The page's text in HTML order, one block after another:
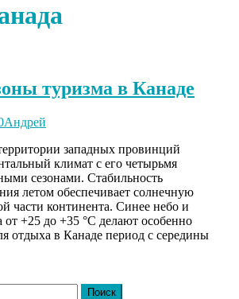
туризма в Канаде
Андрей
западных провинций
климат с его четырьмя
сезонами. Стабильность
летом обеспечивает солнечную
части континента. Синее небо и
от +25 до +35 °С делают особенно
отдыха в Канаде период с середины